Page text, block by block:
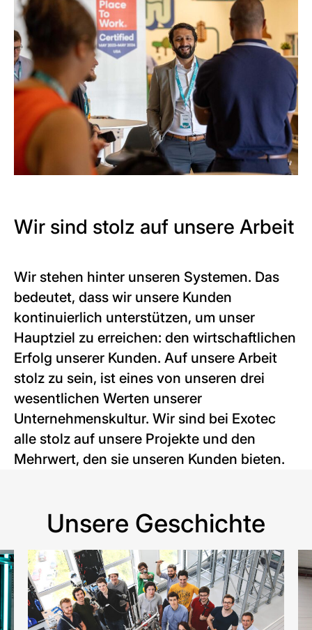
Wir sind stolz auf unsere Arbeit
Wir stehen hinter unseren Systemen. Das
bedeutet, dass wir unsere Kunden
kontinuierlich unterstützen, um unser
Hauptziel zu erreichen: den wirtschaftlichen
Erfolg unserer Kunden. Auf unsere Arbeit
stolz zu sein, ist eines von unseren drei
wesentlichen Werten unserer
Unternehmenskultur. Wir sind bei Exotec
alle stolz auf unsere Projekte und den
Mehrwert, den sie unseren Kunden bieten.
Unsere Geschichte